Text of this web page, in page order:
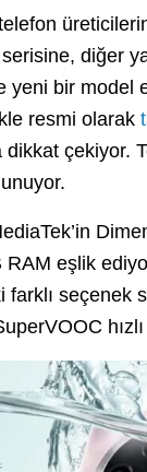
diğer
yeni bir model
resmi olarak
dikkat
eşlik
seçenek